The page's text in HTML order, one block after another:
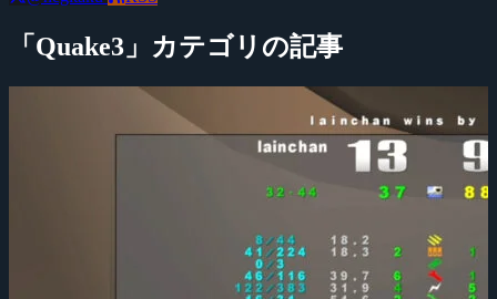
「Quake3」カテゴリの記事